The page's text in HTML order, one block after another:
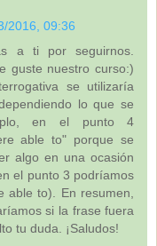
2016, 09:36
a ti por seguirnos.
guste nuestro curso:)
se utilizaría
lo que se
en el punto 4
able to" porque se
algo en una ocasión
el punto 3 podríamos
able to). En resumen,
si la frase fuera
tu duda. ¡Saludos!